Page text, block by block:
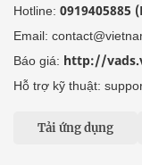
Hotline: 0919405885
Email:
Báo giá: http://
Hỗ trợ kỹ thuật:
Tải ứng dụng